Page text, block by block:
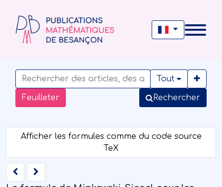
Feuilleter
Tout
Rechercher